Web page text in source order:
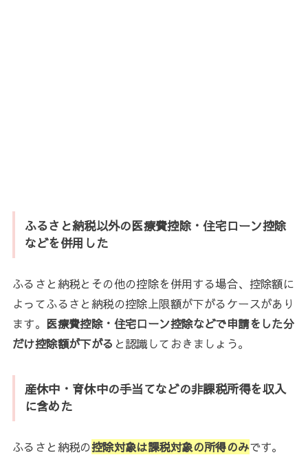
ふるさと納税以外の医療費控除・住宅ローン控除
などを併用した
ふるさと納税とその他の控除を併用する場合、控除額に
よってふるさと納税の控除上限額が下がるケースがあり
ます。 医療費控除・住宅ローン控除などで申請をした分
だけ控除額が下がる と認識しておきましょう。
産休中・育休中の手当てなどの非課税所得を収入
に含めた
ふるさと納税の控除対象は課税対象の所得のみです。